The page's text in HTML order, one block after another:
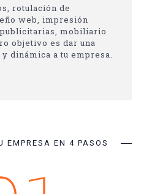
rotulación de
web, impresión
mobiliario
objetivo es dar una
dinámica a tu empresa.
EMPRESA EN 4 PASOS